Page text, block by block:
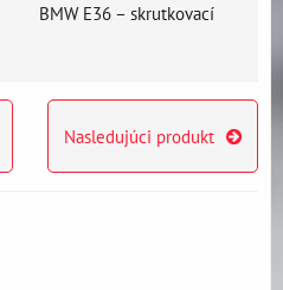
BMW E36 – skrutkovací
Nasledujúci produkt